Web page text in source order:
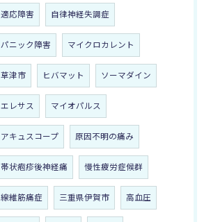
適応障害 自律神経失調症
パニック障害 マイクロカレント
草津市 ヒバマット ソーマダイン
エレサス マイオパルス
アキュスコープ 原因不明の痛み
帯状疱疹後神経痛 慢性疲労症候群
線維筋痛症 三重県伊賀市 高血圧